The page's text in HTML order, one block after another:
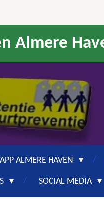
Almere
ALMERE HAVEN
SOCIAL MEDIA